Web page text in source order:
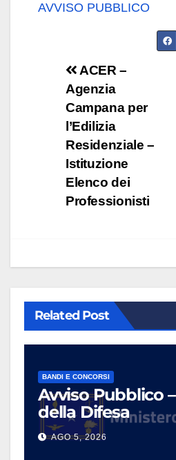
AVVISO PUBBLICO
Navigazione
articoli
ACER –
Agenzia
Campana per
l’Edilizia
Residenziale –
Istituzione
Elenco dei
Professionisti
Related Post
BANDI E CONCORSI
Avviso Pubblico
della Difesa
AGO 5, 2026